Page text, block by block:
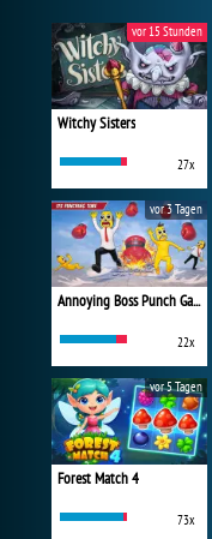
Witchy Sisters
27x
vor 15 Stunden
Annoying Boss Punch Game
22x
vor 3 Tagen
Forest Match 4
73x
vor 5 Tagen